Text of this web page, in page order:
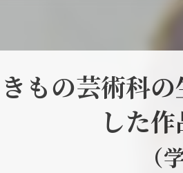
きもの芸術科
した
（